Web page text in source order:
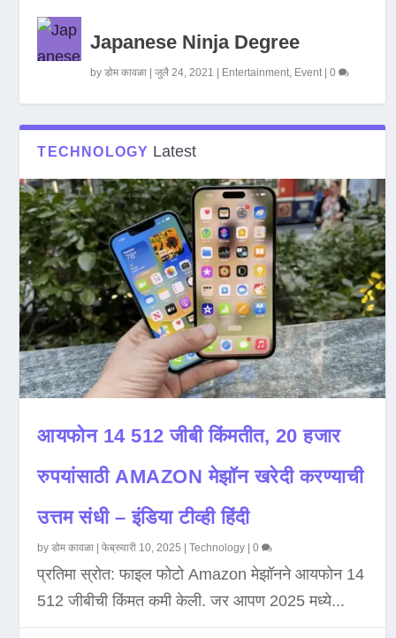
Japanese Ninja Degree
byडोम कावळा |जुलै 24, 2021 Entertainment, Event|0
TECHNOLOGY Latest
आयफोन 14 512 जीबी किंमतीत, 20 हजार
रुपयांसाठी AMAZON मेझॉन खरेदी करण्याची
उत्तम संधी – इंडिया टीव्ही हिंदी
byडोम कावळा |फेब्रुवारी 10, 2025 |Technology |0
प्रतिमा स्रोत: फाइल फोटो Amazon मेझॉनने आयफोन 14
512 जीबीची किंमत कमी केली. जर आपण 2025 मध्ये...